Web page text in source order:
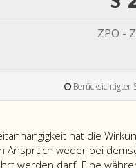
ZPO -
Berücksichtigter
hat die
Anspruch weder bei
werden darf. Eine